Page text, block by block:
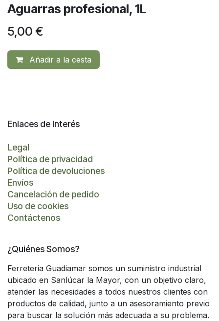
Aguarras profesional, 1L
5,00 €
Añadir a la cesta
Enlaces de Interés
Legal
Política de privacidad
Política de devoluciones
Envíos
Cancelación de pedido
Uso de cookies
Contáctenos
¿Quiénes Somos?
Ferreteria Guadiamar somos un suministro industrial
ubicado en Sanlúcar la Mayor, con un objetivo claro,
atender las necesidades a todos nuestros clientes con
productos de calidad, junto a un asesoramiento previo
para buscar la solución más adecuada a su problema.